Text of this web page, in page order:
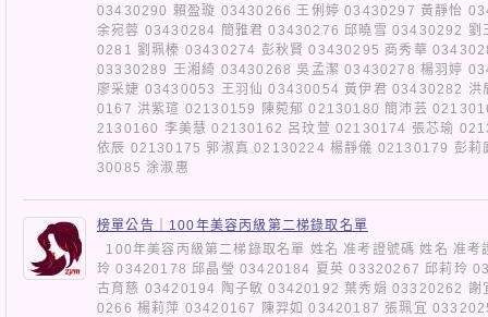
03430290 賴盈璇 03430266 王俐婷 03430297 黃靜怡
余宛蓉 03430284 簡雅君 03430276 邱曉雪 03430292
0281 劉珮榛 03430274 彭秋賢 03430295 商秀華
03330289 王湘綺 03430268 吳孟潔 03430278 楊羽婷
廖采婕 03430053 王羽仙 03430054 黃伊君 03430282
0167 洪紫瑄 02130159 陳菀郁 02130180 簡沛芸
2130160 李美慧 02130162 呂玟萱 02130174 張芯瑜
依辰 02130175 郭淑真 02130224 楊靜儀 02130179
30085 涂淑惠
榜單公告｜100年美容丙級第二梯錄取名單
100年美容丙級第二梯錄取名單 姓名 准考證號碼 姓名 准
玲 03420178 邱晶瑩 03420184 夏英 03320267 邱莉玲
古育慈 03420194 陶子敏 03420192 葉秀娟 03320262
0266 楊莉萍 03420167 陳羿如 03420187 張珮宜